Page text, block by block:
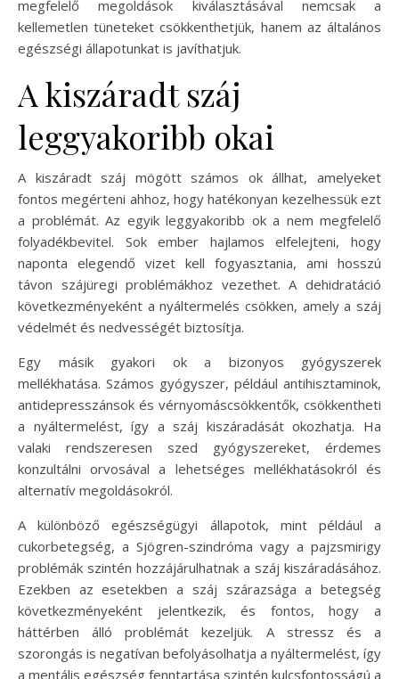
megfelelő megoldások kiválasztásával nemcsak a
kellemetlen tüneteket csökkenthetjük, hanem az általános
egészségi állapotunkat is javíthatjuk.
A kiszáradt száj
leggyakoribb okai
A kiszáradt száj mögött számos ok állhat, amelyeket
fontos megérteni ahhoz, hogy hatékonyan kezelhessük ezt
a problémát. Az egyik leggyakoribb ok a nem megfelelő
folyadékbevitel. Sok ember hajlamos elfelejteni, hogy
naponta elegendő vizet kell fogyasztania, ami hosszú
távon szájüregi problémákhoz vezethet. A dehidratáció
következményeként a nyáltermelés csökken, amely a száj
védelmét és nedvességét biztosítja.
Egy másik gyakori ok a bizonyos gyógyszerek
mellékhatása. Számos gyógyszer, például antihisztaminok,
antidepresszánsok és vérnyomáscsökkentők, csökkentheti
a nyáltermelést, így a száj kiszáradását okozhatja. Ha
valaki rendszeresen szed gyógyszereket, érdemes
konzultálni orvosával a lehetséges mellékhatásokról és
alternatív megoldásokról.
A különböző egészségügyi állapotok, mint például a
cukorbetegség, a Sjögren-szindróma vagy a pajzsmirigy
problémák szintén hozzájárulhatnak a száj kiszáradásához.
Ezekben az esetekben a száj szárazsága a betegség
következményeként jelentkezik, és fontos, hogy a
háttérben álló problémát kezeljük. A stressz és a
szorongás is negatívan befolyásolhatja a nyáltermelést, így
a mentális egészség fenntartása szintén kulcsfontosságú a